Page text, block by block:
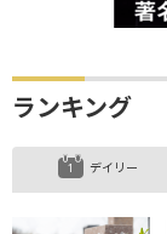
ランキング
デイリー